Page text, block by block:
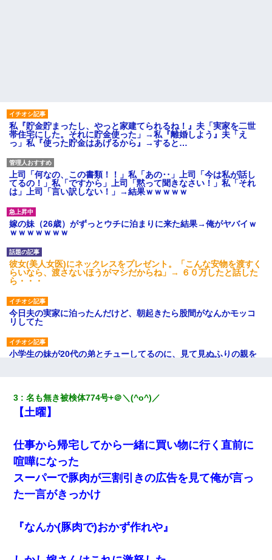
私『貯金貯まったし、やっと家建てられるね！』夫「実家を二世
帯住宅にした。それに貯金使った」→私『離婚しよう』夫「え
っ」私『使った貯金はあげるから』→すると…
上司「何なの、この書類！！」私「あの‥」上司「今は私が話し
てるの！」私「ですから」上司「黙って聞きなさい！」私「それ
は」上司「言い訳しない！」→結果ｗｗｗｗｗ
嫁の妹（26歳）がずっとウチに泊まりに来た結果→俺がヤバイｗ
ｗｗｗｗｗｗｗ
彼女(美人女医)にネックレスをプレゼント。「こんな安物を渡すく
らいなら、渡さないほうがマシだからね」→ ６０万したと話した
ら・・・
今日夫の実家に泊ったんだけど、朝起きたら股間がなんかモッコ
リしてた
小学生の妹が20代の弟とチューしてるのに、見て見ぬふりの親を
テレワーク上司「会議中はカメラ付けろ！」女社員「え、事前連
絡無しは無理」上司「いいから付けろ！」→
ワイアラサー主婦、昨晩久しぶりに夫と致した結果ｗｗｗｗｗ
近所のお寺に住み込みで手伝いしてる知的障害のオッサンがい
た。ある日、オッサンが火かき棒を持って顔を真っ赤にしながら
走り回っていて…
新卒の女性社員に1年半ストーカーされていた。俺「マジで怖い」
3 名も無き被検体774号+＠＼(^o^)／
【土曜】
仕事から帰宅してから一緒に買い物に行く直前に
喧嘩になった
スーパーで豚肉が三割引きの広告を見て俺が言っ
た一言がきっかけ
『なんか(豚肉で)おかず作れや』